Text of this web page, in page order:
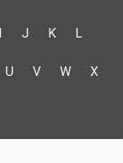
I J K L
U V W X